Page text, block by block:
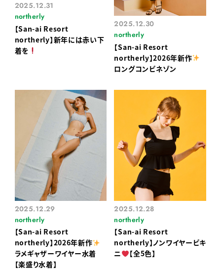
2025.12.31
northerly
【San-ai Resort
northerly】新年には赤い下
着を
2025.12.30
northerly
【San-ai Resort
northerly】2026年新作
ロングコンビネゾン
2025.12.29
northerly
【San-ai Resort
northerly】2026年新作
ラメギャザーワイヤー水着
【楽盛り水着】
2025.12.28
northerly
【San-ai Resort
northerly】ノンワイヤービキ
ニ
【全5色】